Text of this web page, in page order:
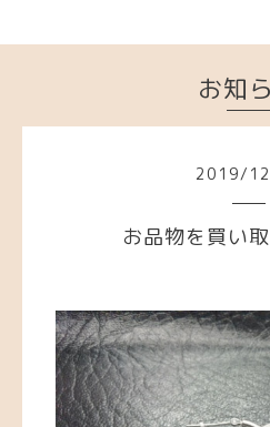
お知
2019/ 12
お品物を買い